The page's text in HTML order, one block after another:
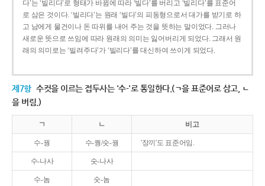
다’는 ‘빌리다’로 형태가 바뀜에 따라 ‘빌다’를 버리고 ‘빌리다’를 표준어
로 삼은 것이다. ‘빌리다’는 원래 ‘빌다’의 피동형으로서 대가를 받기로 하
고 남에게 물건이나 돈 따위를 내어 주는 것을 뜻하는 말이었다. 그러나
새로운 뜻으로 쓰임에 따라 원래의 의미는 잃어버리게 되었다. 그래서 원
래의 의미로는 ‘빌려주다’가 ‘빌리다’를 대신하여 쓰이게 되었다.
제7항 수컷을 이르는 접두사는 '수-'로 통일한다.(ㄱ을 표준어로 삼고, ㄴ
을 버림.)
ㄱ ㄴ 비고
수-꿩 수-퀑/숫-꿩 '장끼'도 표준어임.
수-나사 숫-나사
수-놈 숫-놈